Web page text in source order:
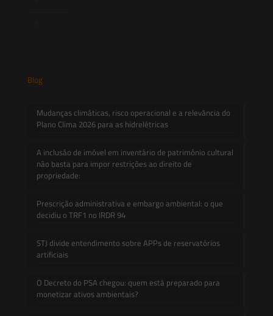
Blog
Mudanças climáticas, risco operacional e a relevância do
Plano Clima 2026 para as hidrelétricas
A inclusão de imóvel em inventário de patrimônio cultural
não basta para impor restrições ao direito de
propriedade:
Prescrição administrativa e embargo ambiental: o que
decidiu o TRF1 no IRDR 94
STJ divide entendimento sobre APPs de reservatórios
artificiais
O Decreto do PSA chegou: quem está preparado para
monetizar ativos ambientais?